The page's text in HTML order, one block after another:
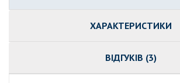
ХАРАКТЕРИСТИКИ
ВІДГУКІВ (3)